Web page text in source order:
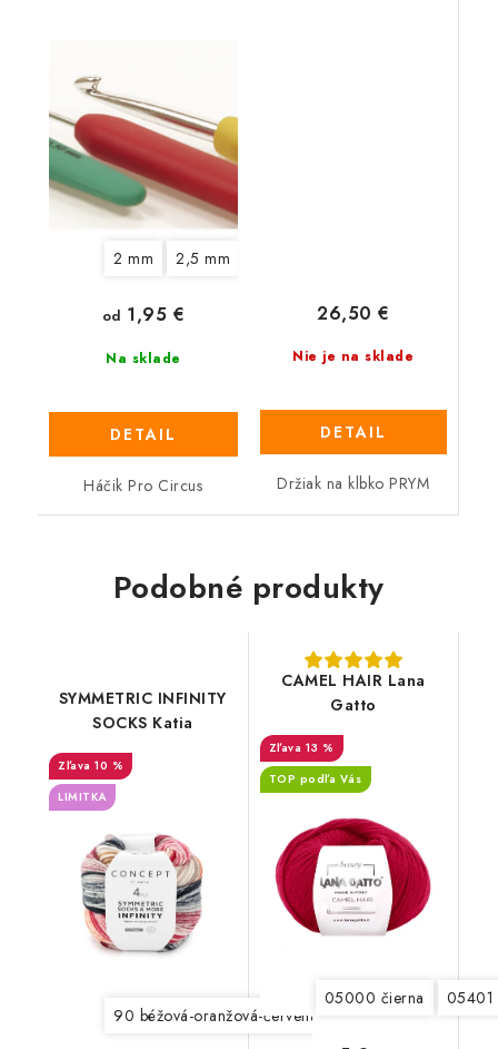
2 mm 2,5 mm
Na sklade
od 1,95 €
DETAIL
Háčik Pro Circus
Nie je na sklade
26,50 €
DETAIL
Držiak na klbko PRYM
Podobné produkty
SYMMETRIC INFINITY
SOCKS Katia
10 %
LIMITKA
90 béžová-oranžová-červená-čierna 92 modrá-
CAMEL HAIR Lana
Gatto
13 %
TOP podľa Vás
05000 čierna 05401